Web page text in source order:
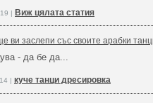
| Виж цялата статия
ви заслепи със своите арабки
- да бе да...
| куче танци дресировка